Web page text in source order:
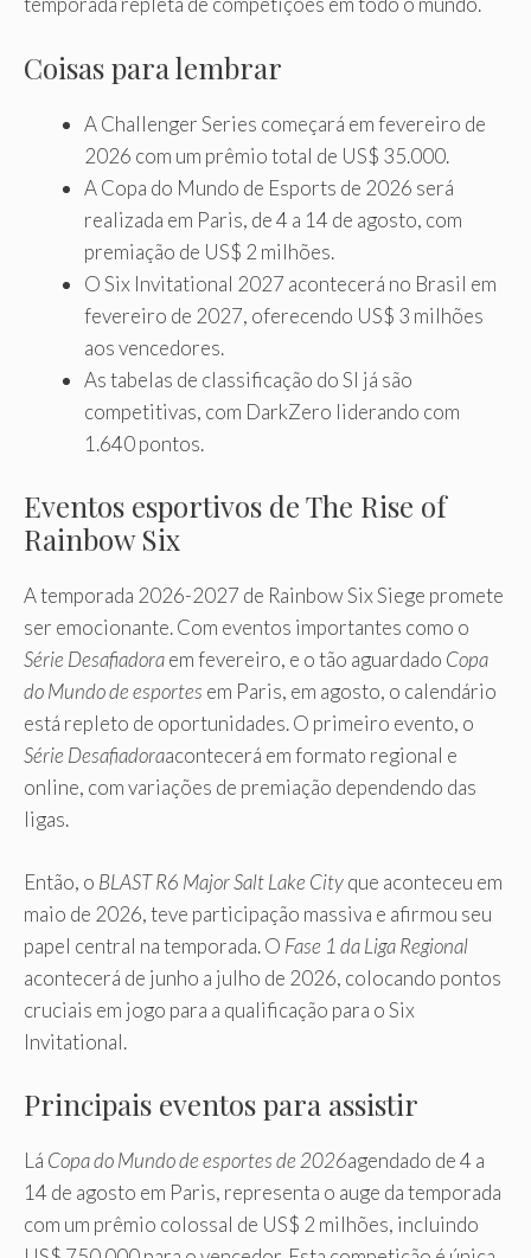
Coisas para lembrar
A Challenger Series começará em fevereiro de
2026 com um prêmio total de US$ 35.000.
A Copa do Mundo de Esports de 2026 será
realizada em Paris, de 4 a 14 de agosto, com
premiação de US$ 2 milhões.
O Six Invitational 2027 acontecerá no Brasil em
fevereiro de 2027, oferecendo US$ 3 milhões
aos vencedores.
As tabelas de classificação do SI já são
competitivas, com DarkZero liderando com
1.640 pontos.
Eventos esportivos de The Rise of
Rainbow Six
A temporada 2026-2027 de Rainbow Six Siege promete
ser emocionante. Com eventos importantes como o
Série Desafiadoraem fevereiro, e o tão aguardado Copa
do Mundo de esportes em Paris, em agosto, o calendário
está repleto de oportunidades. O primeiro evento, o
Série Desafiadoraacontecerá em formato regional e
online, com variações de premiação dependendo das
ligas.
Então, o BLAST R6 Major Salt Lake Cityque aconteceu em
maio de 2026, teve participação massiva e afirmou seu
papel central na temporada. O Fase 1 da Liga Regional
acontecerá de junho a julho de 2026, colocando pontos
cruciais em jogo para a qualificação para o Six
Invitational.
Principais eventos para assistir
Lá Copa do Mundo de esportes de 2026agendado de 4 a
14 de agosto em Paris, representa o auge da temporada
com um prêmio colossal de US$ 2 milhões, incluindo